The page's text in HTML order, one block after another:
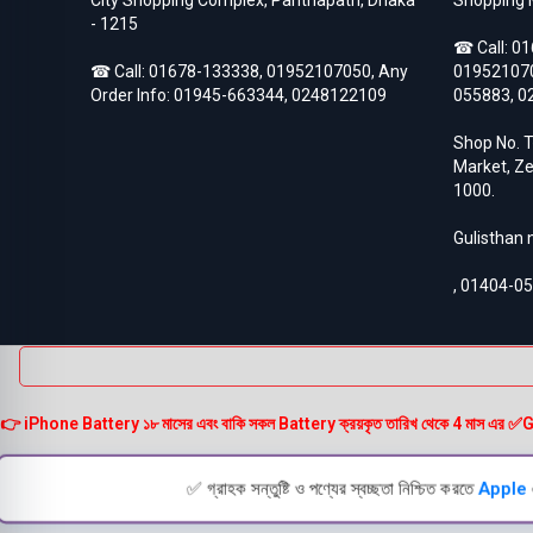
Asus Zenfone Max Pro M2
BlackBerry Battery17
Blackberry Classic Q202
Google Pixel 2
Google Pixel 3 XL6
Google Pixel 3A5
Google Pixel 4 XL6
- 1215
☎ Call: 01678-133338, 01952107050, Any
Order Info: 01945-663344, 0248122109
☎ Call:
055883,
Shop No.
Market,
1000.
,01404-
👉 iPhone Battery ১৮ মাসের এবং বাকি সকল Battery ক্রয়কৃত তারিখ থেকে 4 মাস এর
✅ গ্রাহক সন্তুষ্টি ও পণ্যের স্বচ্ছতা নিশ্চিত করতেApple